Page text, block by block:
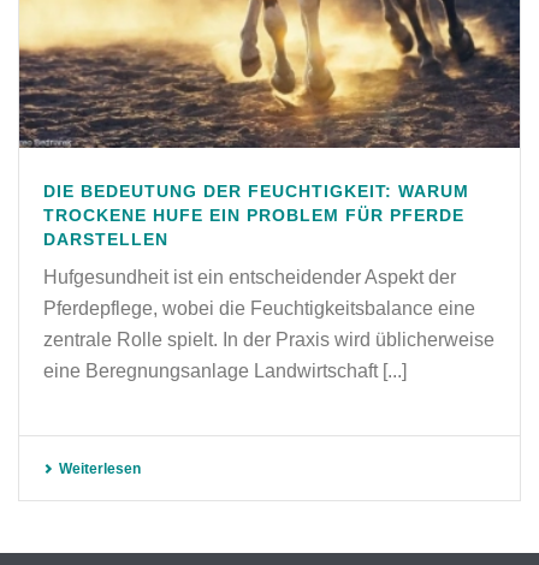
DIE BEDEUTUNG DER FEUCHTIGKEIT: WARUM
TROCKENE HUFE EIN PROBLEM FÜR PFERDE
DARSTELLEN
Hufgesundheit ist ein entscheidender Aspekt der
Pferdepflege, wobei die Feuchtigkeitsbalance eine
zentrale Rolle spielt. In der Praxis wird üblicherweise
eine Beregnungsanlage Landwirtschaft [...]
Weiterlesen